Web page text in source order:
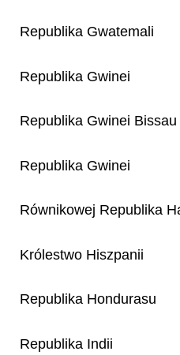
Republika Gwatemali
Republika Gwinei
Republika Gwinei Bissau
Republika Gwinei
Równikowej Republika
Królestwo Hiszpanii
Republika Hondurasu
Republika Indii